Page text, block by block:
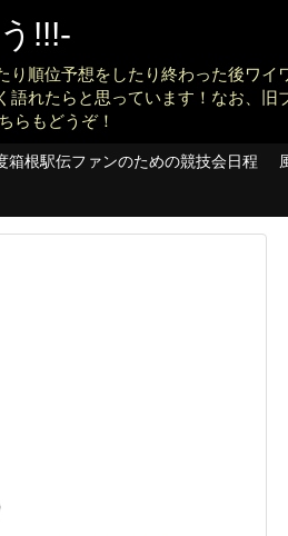
!!!-
順位予想をしたり終わった後ワ
語れたらと思っています！なお、旧
らもどうぞ！
箱根駅伝ファンのための競技会日程